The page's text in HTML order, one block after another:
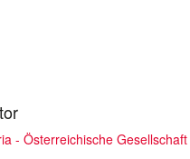
- Österreichische